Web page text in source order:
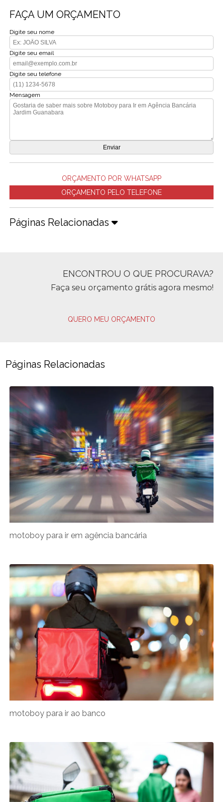
FAÇA UM ORÇAMENTO
Digite seu nome
Digite seu email
Digite seu telefone
Mensagem
ORÇAMENTO POR WHATSAPP
ORÇAMENTO PELO TELEFONE
Páginas Relacionadas
ENCONTROU O QUE PROCURAVA?
Faça seu orçamento grátis agora mesmo!
QUERO MEU ORÇAMENTO
Páginas Relacionadas
motoboy para ir em agência bancária
motoboy para ir ao banco